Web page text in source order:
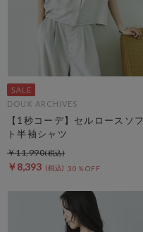
DOUX ARCHIVES
【1秒コーデ】セルロースソフ
ト半袖シャツ
￥8,393 30％OFF
￥11,990